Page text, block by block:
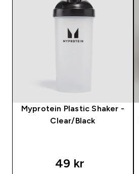
Myprotein Plastic Shaker -
Clear/Black
49 kr‎